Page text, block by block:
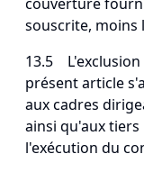
souscrite, moins
13.5 L'exclusion
présent article
aux cadres
ainsi qu'aux
l'exécution du